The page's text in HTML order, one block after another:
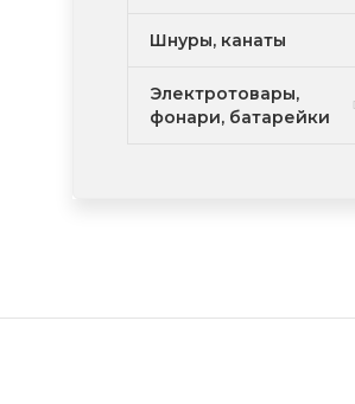
Шнуры, канаты
Электротовары,
фонари, батарейки